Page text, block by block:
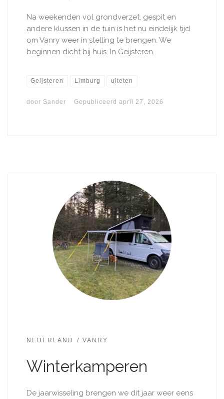
Na weekenden vol grondverzet, gespit en
andere klussen in de tuin is het nu eindelijk tijd
om Vanry weer in stelling te brengen. We
beginnen dicht bij huis. In Geijsteren.
Geijsteren Limburg uiteten
door Sander Gepubliceerd april 27, 2026
NEDERLAND VANRY
Winterkamperen
De jaarwisseling brengen we dit jaar weer eens